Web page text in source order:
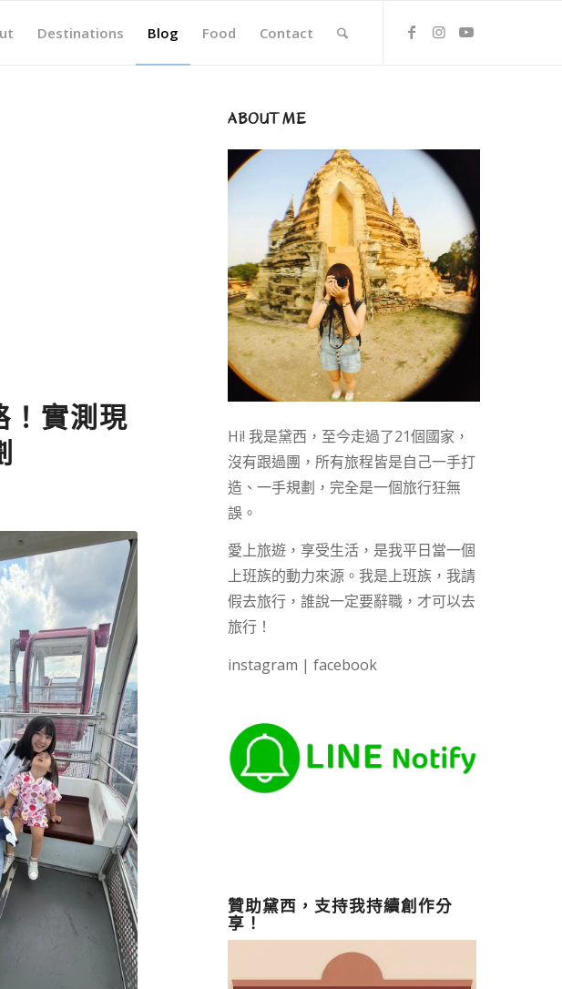
Destinations Blog Food Contact
！實測現
ABOUT ME
Hi! 我是黛西，至今走過了21個國家，
沒有跟過團，所有旅程皆是自己一手打
造、一手規劃，完全是一個旅行狂無
誤。
愛上旅遊，享受生活，是我平日當一個
上班族的動力來源。我是上班族，我請
假去旅行，誰說一定要辭職，才可以去
旅行！
instagram | facebook
贊助黛西，支持我持續創作分
享！